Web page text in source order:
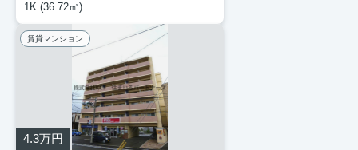
1K (36.72㎡)
賃貸マンション
4.3万円